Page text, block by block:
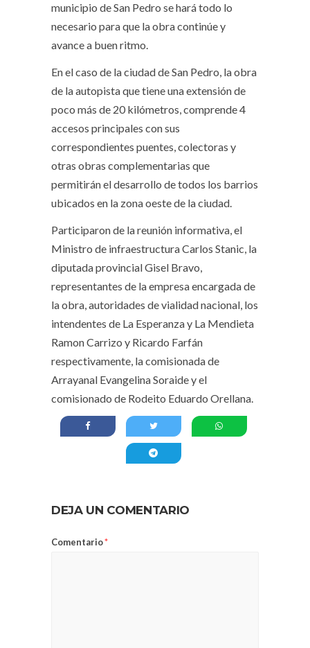
municipio de San Pedro se hará todo lo
necesario para que la obra continúe y
avance a buen ritmo.
En el caso de la ciudad de San Pedro, la obra
de la autopista que tiene una extensión de
poco más de 20 kilómetros, comprende 4
accesos principales con sus
correspondientes puentes, colectoras y
otras obras complementarias que
permitirán el desarrollo de todos los barrios
ubicados en la zona oeste de la ciudad.
Participaron de la reunión informativa, el
Ministro de infraestructura Carlos Stanic, la
diputada provincial Gisel Bravo,
representantes de la empresa encargada de
la obra, autoridades de vialidad nacional, los
intendentes de La Esperanza y La Mendieta
Ramon Carrizo y Ricardo Farfán
respectivamente, la comisionada de
Arrayanal Evangelina Soraide y el
comisionado de Rodeito Eduardo Orellana.
DEJA UN COMENTARIO
Comentario*